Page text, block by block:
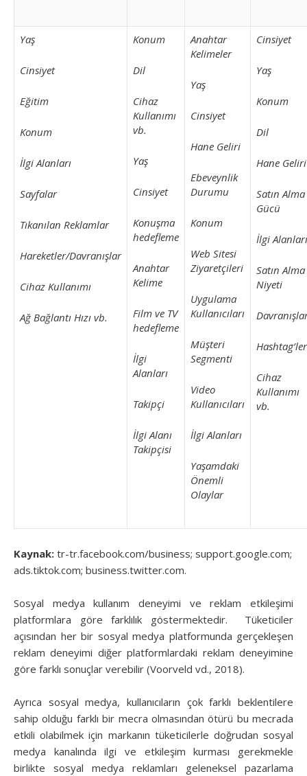
Yaş
Cinsiyet
Eğitim
Konum
İlgi Alanları
Sayfalar
Tıkanılan Reklamlar
Hareketler/Davranışlar
Cihaz Kullanımı
Ağ Bağlantı Hızı vb.
Konum
Dil
Cihaz
Kullanımı
vb.
Yaş
Cinsiyet
Konuşma
hedefleme
Anahtar
Kelime
Film ve TV
hedefleme
İlgi
Alanları
Takipçi
İlgi Alanı
Takipçisi
Anahtar
Kelimeler
Yaş
Cinsiyet
Hane Geliri
Ebeveynlik
Durumu
Konum
Web Sitesi
Ziyaretçileri
Uygulama
Kullanıcıları
Müşteri
Segmenti
Video
Kullanıcıları
İlgi Alanları
Yaşamdaki
Önemli
Olaylar
Cinsiyet
Yaş
Konum
Dil
Hane Geliri
Satın Alma
Gücü
İlgi Alanları
Satın Alma
Niyeti
Hashtag’ler
Cihaz
Kullanımı
vb.
Kaynak: tr-tr.facebook.com/business; support.google.com;
ads.tiktok.com; business.twitter.com.
Sosyal medya kullanım deneyimi ve reklam etkileşimi
platformlara göre farklılık göstermektedir. Tüketiciler
açısından her bir sosyal medya platformunda gerçekleşen
reklam deneyimi diğer platformlardaki reklam deneyimine
göre farklı sonuçlar verebilir (Voorveld vd., 2018).
Ayrıca sosyal medya, kullanıcıların çok farklı beklentilere
sahip olduğu farklı bir mecra olmasından ötürü bu mecrada
etkili olabilmek için markanın tüketicilerle doğrudan sosyal
medya kanalında ilgi ve etkileşim kurması gerekmekle
birlikte sosyal medya reklamları geleneksel pazarlama